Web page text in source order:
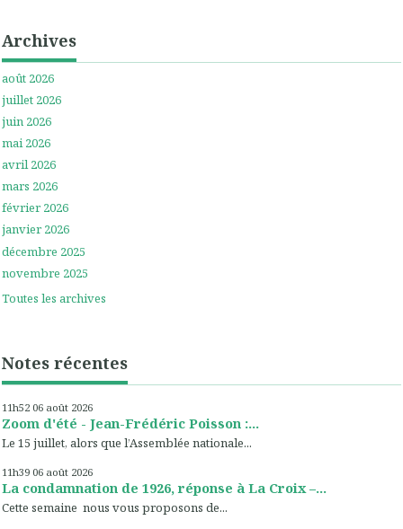
Archives
août 2026
juillet 2026
juin 2026
mai 2026
avril 2026
mars 2026
février 2026
janvier 2026
décembre 2025
novembre 2025
Toutes les archives
Notes récentes
11h52 06 août 2026
Zoom d'été - Jean-Frédéric Poisson :...
Le 15 juillet, alors que l’Assemblée nationale...
11h39 06 août 2026
La condamnation de 1926, réponse à La Croix –...
Cette semaine nous vous proposons de...